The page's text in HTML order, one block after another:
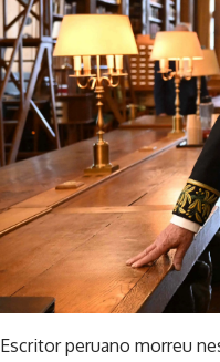
Escritor peruano morreu